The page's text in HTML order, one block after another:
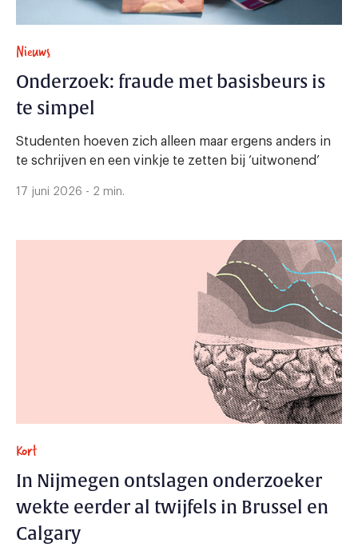
Nieuws
Onderzoek: fraude met basisbeurs is
te simpel
Studenten hoeven zich alleen maar ergens anders in
te schrijven en een vinkje te zetten bij ‘uitwonend’
17 juni 2026 - 2 min.
Kort
In Nijmegen ontslagen onderzoeker
wekte eerder al twijfels in Brussel en
Calgary